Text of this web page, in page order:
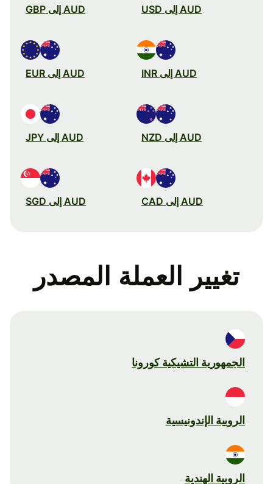
AUD إلى USD AUD إلى GBP
AUD إلى INR AUD إلى EUR
AUD إلى NZD AUD إلى JPY
AUD إلى CAD AUD إلى SGD
تغيير العملة المصدر
الجمهورية التشيكية كورونا
الروبية الإندونيسية
الروبية الهندية